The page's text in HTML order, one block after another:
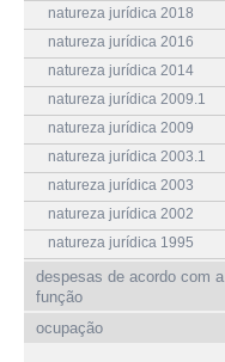
natureza jurídica 2018
natureza jurídica 2016
natureza jurídica 2014
natureza jurídica 2009.1
natureza jurídica 2009
natureza jurídica 2003.1
natureza jurídica 2003
natureza jurídica 2002
natureza jurídica 1995
despesas de acordo com a
função
ocupação